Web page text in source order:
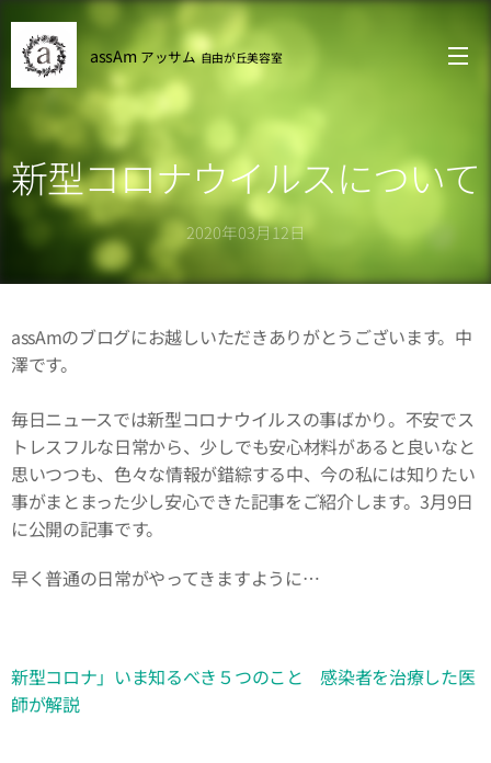
assAm アッサム 自由が丘美容室
新型コロナウイルスについて
2020年03月12日
assAmのブログにお越しいただきありがとうございます。中
澤です。
毎日ニュースでは新型コロナウイルスの事ばかり。不安でス
トレスフルな日常から、少しでも安心材料があると良いなと
思いつつも、色々な情報が錯綜する中、今の私には知りたい
事がまとまった少し安心できた記事をご紹介します。3月9日
に公開の記事です。
早く普通の日常がやってきますように…
新型コロナ」いま知るべき５つのこと 感染者を治療した医
師が解説